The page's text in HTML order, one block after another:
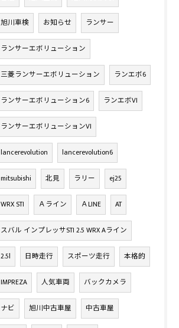
旭川車検 お知らせ ランサー
ランサーエボリューション
三菱ランサーエボリューション ランエボ6
ランサーエボリューション6 ランエボVI
ランサーエボリューションVI
lancerevolution lancerevolution6
mitsubishi 北見 ラリー ej25
WRX STI Ａライン ＡLINE AT
スバル インプレッサSTI 2.5 WRX Aライン
2.5l 日時走行 スポーツ走行 本格的
IMPREZA 人気車両 バックカメラ
ナビ 旭川中古車屋 中古車屋